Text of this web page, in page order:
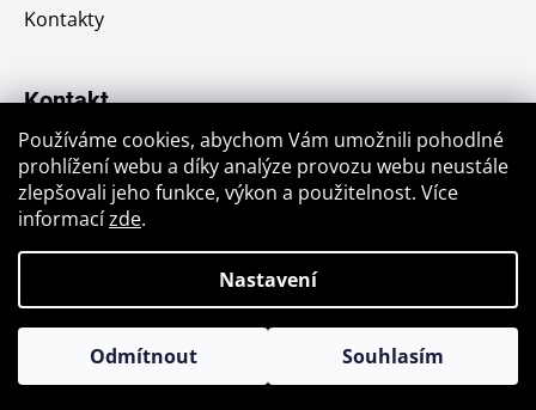
Používáme cookies, abychom Vám umožnili pohodlné
prohlížení webu a díky analýze provozu webu neustále
zlepšovali jeho funkce, výkon a použitelnost. Více
informacízde.
Nastavení
Odmítnout Souhlasím
Kontakty
Kontakt
jiri.krajic@seznam.cz
+420776764176
Vytvořil Shoptet
Copyright 2026Antikvariát u stromu. Všechna práva
vyhrazena.